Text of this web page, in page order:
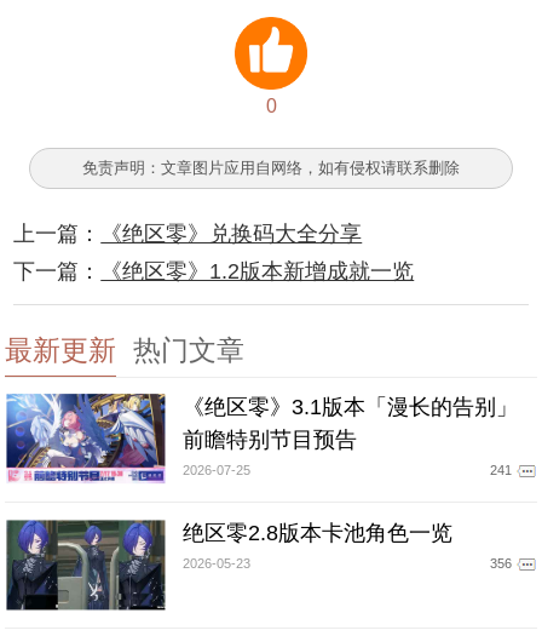
0
免责声明：文章图片应用自网络，如有侵权请联系删除
上一篇：
《绝区零》兑换码大全分享
下一篇：
《绝区零》1.2版本新增成就一览
最新更新 热门文章
《绝区零》3.1版本「漫长的告别」
前瞻特别节目预告
2026-07-25 241
绝区零2.8版本卡池角色一览
2026-05-23 356